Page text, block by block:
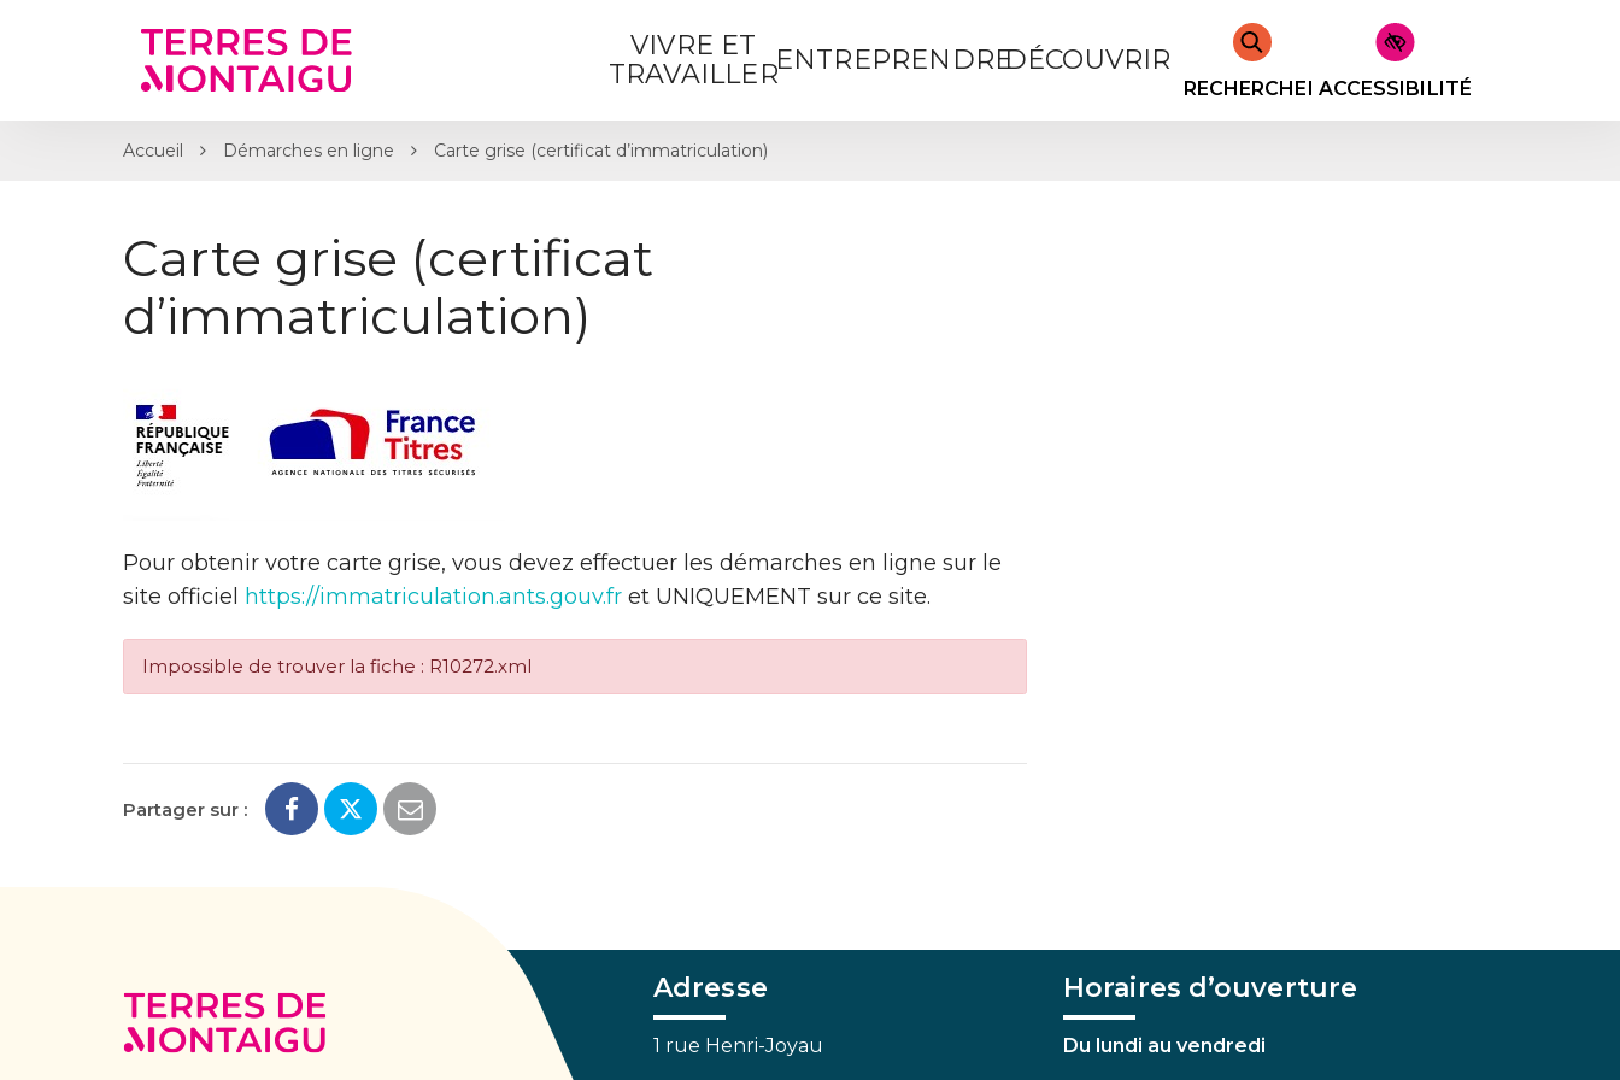
VIVRE ET
TRAVAILLERENTREPRENDREDÉCOUVRIR
RECHERCHERACCESSIBILITÉ
Accueil Démarches en ligne Carte grise (certificat d’immatriculation)
Carte grise (certificat
d’immatriculation)
Pour obtenir votre carte grise, vous devez effectuer les démarches en ligne sur le
site officiel
https://immatriculation.ants.gouv.fr et UNIQUEMENT sur ce site.
Impossible de trouver la fiche : R10272.xml
Partager sur :
Adresse
1 rue Henri-Joyau
Horaires d’ouverture
Du lundi au vendredi